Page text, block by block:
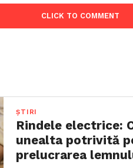
CLICK TO COMMENT
ȘTIRI
Rindele electrice:
unealta potrivită
prelucrarea